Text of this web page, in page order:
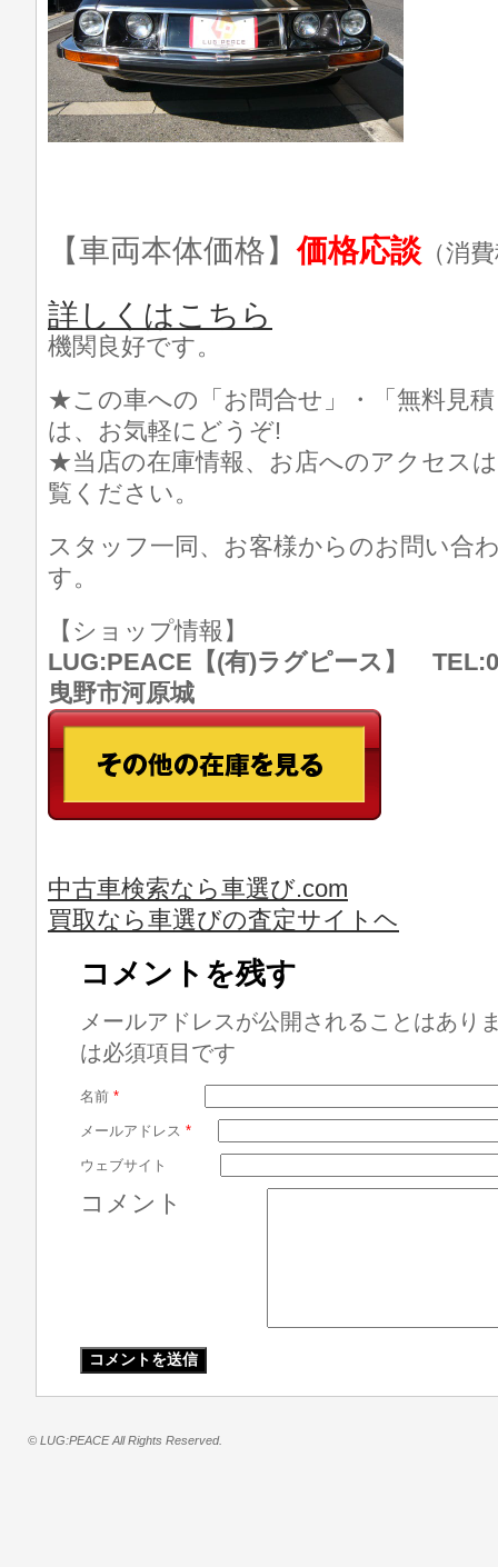
【車両本体価格】価格応談 （消
詳しくはこちら
機関良好です。
★この車への「お問合せ」・「無料見
は、お気軽にどうぞ!
★当店の在庫情報、お店へのアクセス
覧ください。
スタッフ一同、お客様からのお問い合
す。
【ショップ情報】
LUG:PEACE【(有)ラグピース】
曳野市河原城
中古車検索なら車選び.com
買取なら車選びの査定サイトヘ
コメントを残す
メールアドレスが公開されることはあり
は必須項目です
名前 *
メールアドレス *
ウェブサイト
コメント
© LUG:PEACE All Rights Reserved.